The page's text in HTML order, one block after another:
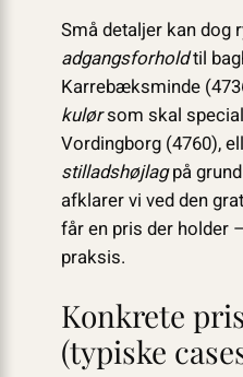
Små detaljer kan dog
adgangsforholdtil
Karrebæksminde
kulørsom skal
Vordingborg (4760),
stilladshøjlagpå
afklarer vi ved den
får en pris der holder
praksis.
Konkrete
(typiske